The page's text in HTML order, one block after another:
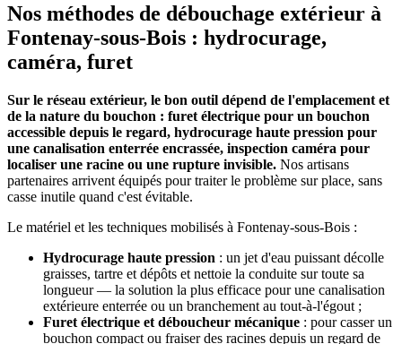
Nos méthodes de débouchage extérieur à
Fontenay-sous-Bois : hydrocurage,
caméra, furet
Sur le réseau extérieur, le bon outil dépend de l'emplacement et
de la nature du bouchon : furet électrique pour un bouchon
accessible depuis le regard, hydrocurage haute pression pour
une canalisation enterrée encrassée, inspection caméra pour
localiser une racine ou une rupture invisible. Nos artisans
partenaires arrivent équipés pour traiter le problème sur place, sans
casse inutile quand c'est évitable.
Le matériel et les techniques mobilisés à Fontenay-sous-Bois :
Hydrocurage haute pression : un jet d'eau puissant décolle
graisses, tartre et dépôts et nettoie la conduite sur toute sa
longueur — la solution la plus efficace pour une canalisation
extérieure enterrée ou un branchement au tout-à-l'égout ;
Furet électrique et déboucheur mécanique : pour casser un
bouchon compact ou fraiser des racines depuis un regard de